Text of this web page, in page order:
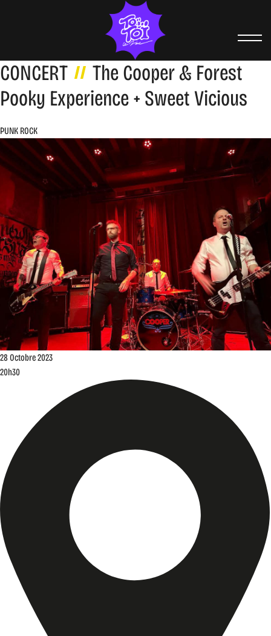
CONCERT
The Cooper & Forest
Pooky Experience + Sweet Vicious
PUNK ROCK
28Octobre2023
20h30